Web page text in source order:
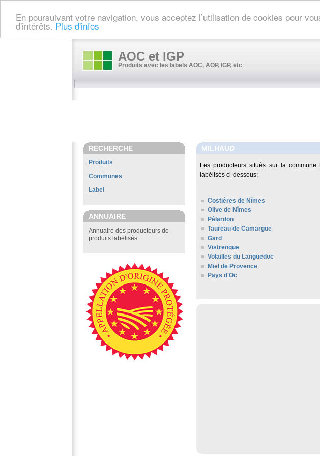
En poursuivant votre navigation, vous acceptez l’utilisation de cookies pour
d'intérêts. Plus d'infos
AOC et IGP
Produits avec les labels AOC, AOP, IGP, etc
RECHERCHE
Produits
Communes
Label
ANNUAIRE
Annuaire des producteurs de
produits labelisés
MILHAUD
Les producteurs situés sur la commune
labélisés ci-dessous:
Costières de Nîmes
Olive de Nîmes
Pélardon
Taureau de Camargue
Gard
Vistrenque
Volailles du Languedoc
Miel de Provence
Pays d'Oc